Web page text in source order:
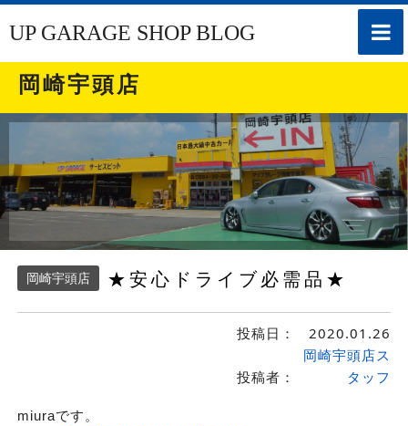
toggle
UP GARAGE SHOP BLOG
岡崎宇頭店
岡崎宇頭店 ★安心ドライブ必需品★
投稿日： 2020.01.26
投稿者：
岡崎宇頭店ス
タッフ
miuraです。